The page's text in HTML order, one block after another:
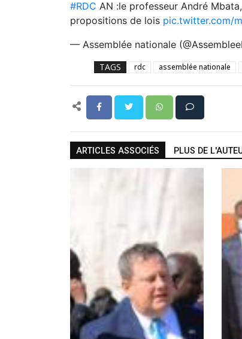
#RDC AN :le professeur André
propositions de lois pic.twitter.com/
— Assemblée nationale
TAGS rdc assemblée nationale
ARTICLES ASSOCIÉS PLUS DE